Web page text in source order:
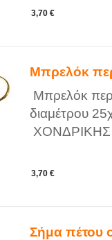
3,70 €
Μπρελόκ
Μπρελόκ
διαμέτρου
3,70 €
Σήμα πέτου